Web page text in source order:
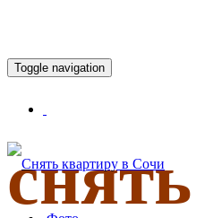
снять
Toggle navigation